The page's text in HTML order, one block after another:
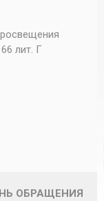
лит. Г
ОБРАЩЕНИЯ